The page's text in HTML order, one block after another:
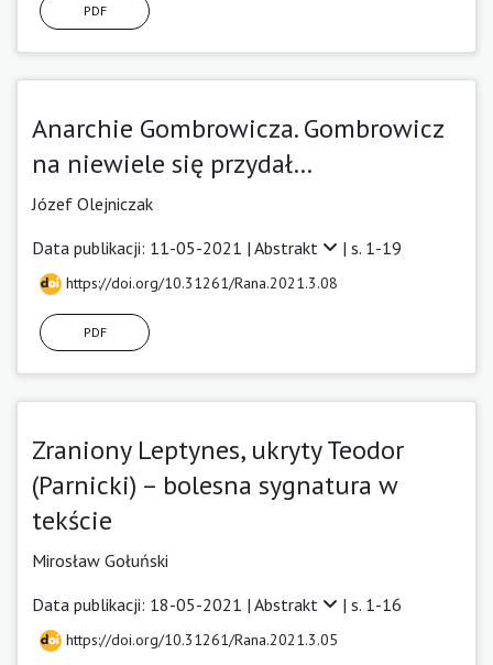
PDF
Anarchie Gombrowicza. Gombrowicz
na niewiele się przydał…
Józef Olejniczak
Data publikacji: 11-05-2021 | Abstrakt | s. 1-19
https://doi.org/10.31261/Rana.2021.3.08
PDF
Zraniony Leptynes, ukryty Teodor
(Parnicki) – bolesna sygnatura w
tekście
Mirosław Gołuński
Data publikacji: 18-05-2021 | Abstrakt | s. 1-16
https://doi.org/10.31261/Rana.2021.3.05